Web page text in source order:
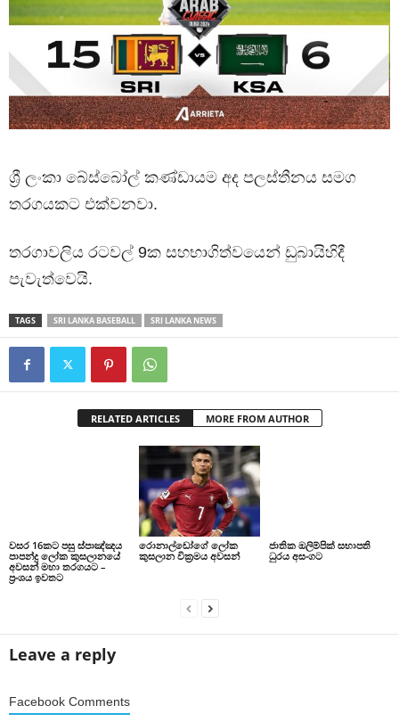
ශ්‍රී ලංකා බේස්බෝල් කණ්ඩායම අද පලස්තීනය සමග
තරගයකට එක්වනවා.
තරගාවලිය රටවල් 9ක සහභාගිත්වයෙන් ඩුබායිහිදී
පැවැත්වෙයි.
TAGS SRI LANKA BASEBALL SRI LANKA NEWS
RELATED ARTICLES MORE FROM AUTHOR
වසර 16කට පසු ස්පාඤ්ඤය
පාපන්දු ලෝක කුසලානයේ
අවසන් මහා තරගයට –
ප්‍රංශය ඉවතට
රොනාල්ඩෝගේ ලෝක
කුසලාන වික්‍රමය අවසන්
ජාතික ඔලිම්පික් සභාපති
ධුරය අසංගට
Leave a reply
Facebook Comments